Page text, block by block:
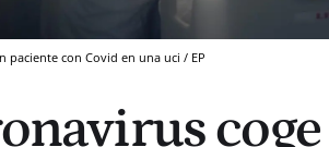
paciente con Covid en una uci / EP